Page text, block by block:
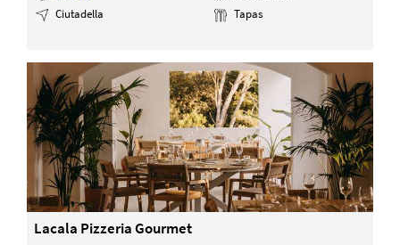
Ciutadella
Tapas
Lacala Pizzeria Gourmet